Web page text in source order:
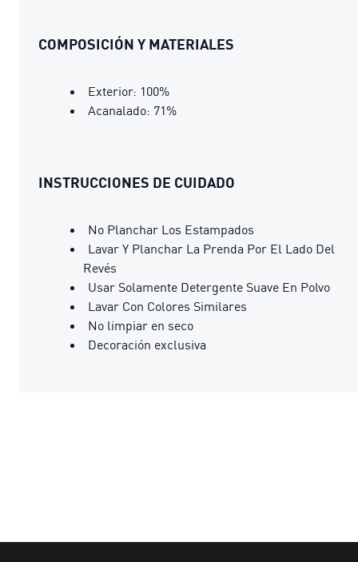
COMPOSICIÓN Y MATERIALES
Exterior: 100%
Acanalado: 71%
INSTRUCCIONES DE CUIDADO
No Planchar Los Estampados
Lavar Y Planchar La Prenda Por El Lado Del
Revés
Usar Solamente Detergente Suave En Polvo
Lavar Con Colores Similares
No limpiar en seco
Decoración exclusiva